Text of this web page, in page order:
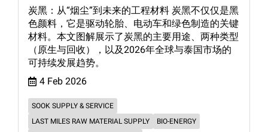
炭黑：从“烟尘”到未来的工程材料 炭黑不仅仅是黑
色颜料，它是驱动轮胎、电动车和绿色制造的关键
材料。本文图解展示了炭黑的主要用途、两种类型
（原生与回收），以及2026年全球与泰国市场的
可持续发展趋势。
4 Feb 2026
SOOK SUPPLY & SERVICE
LAST MILES RAW MATERIAL SUPPLY
BIO-ENERGY